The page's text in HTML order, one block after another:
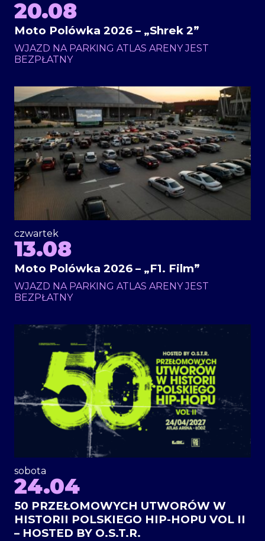
20.08
Moto Polówka 2026 – „Shrek 2”
WJAZD NA PARKING ATLAS ARENY JEST
BEZPŁATNY
czwartek
13.08
Moto Polówka 2026 – „F1. Film”
WJAZD NA PARKING ATLAS ARENY JEST
BEZPŁATNY
sobota
24.04
50 PRZEŁOMOWYCH UTWORÓW W
HISTORII POLSKIEGO HIP-HOPU VOL II
– HOSTED BY O.S.T.R.